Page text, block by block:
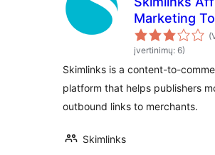
Marketing
įvertinimų: 6)
Skimlinks is a content-to-
platform that helps publishers
outbound links to merchants.
Skimlinks